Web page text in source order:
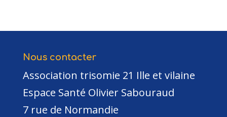
Nous contacter
Association trisomie 21 Ille et vilaine
Espace Santé Olivier Sabouraud
7 rue de Normandie